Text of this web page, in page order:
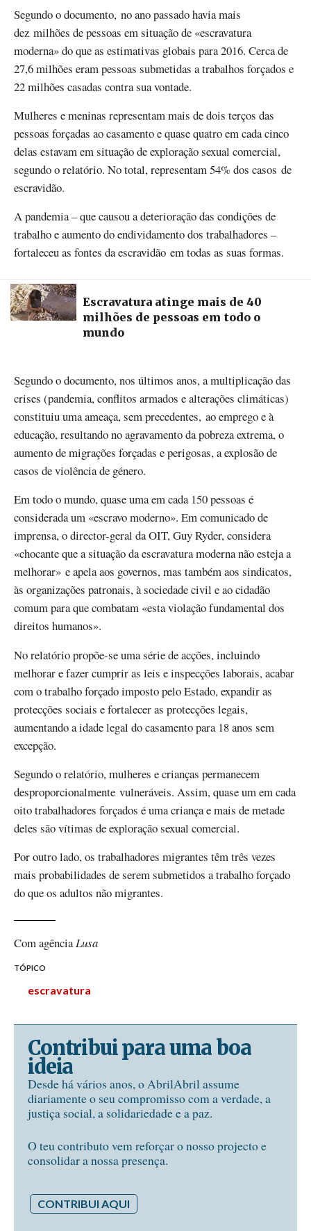
Segundo o documento, no ano passado havia mais
dez milhões de pessoas em situação de «escravatura
moderna» do que as estimativas globais para 2016. Cerca de
27,6 milhões eram pessoas submetidas a trabalhos forçados e
22 milhões casadas contra sua vontade.
Mulheres e meninas representam mais de dois terços das
pessoas forçadas ao casamento e quase quatro em cada cinco
delas estavam em situação de exploração sexual comercial,
segundo o relatório. No total, representam 54% dos casos de
escravidão.
A pandemia – que causou a deterioração das condições de
trabalho e aumento do endividamento dos trabalhadores –
fortaleceu as fontes da escravidão em todas as suas formas.
Escravatura atinge mais de 40
milhões de pessoas em todo o
mundo
Segundo o documento, nos últimos anos, a multiplicação das
crises (pandemia, conflitos armados e alterações climáticas)
constituiu uma ameaça, sem precedentes, ao emprego e à
educação, resultando no agravamento da pobreza extrema, o
aumento de migrações forçadas e perigosas, a explosão de
casos de violência de género.
Em todo o mundo, quase uma em cada 150 pessoas é
considerada um «escravo moderno». Em comunicado de
imprensa, o director-geral da OIT, Guy Ryder, considera
«chocante que a situação da escravatura moderna não esteja a
melhorar» e apela aos governos, mas também aos sindicatos,
às organizações patronais, à sociedade civil e ao cidadão
comum para que combatam «esta violação fundamental dos
direitos humanos».
No relatório propõe-se uma série de acções, incluindo
melhorar e fazer cumprir as leis e inspecções laborais, acabar
com o trabalho forçado imposto pelo Estado, expandir as
protecções sociais e fortalecer as protecções legais,
aumentando a idade legal do casamento para 18 anos sem
excepção.
Segundo o relatório, mulheres e crianças permanecem
desproporcionalmente vulneráveis. Assim, quase um em cada
oito trabalhadores forçados é uma criança e mais de metade
deles são vítimas de exploração sexual comercial.
Por outro lado, os trabalhadores migrantes têm três vezes
mais probabilidades de serem submetidos a trabalho forçado
do que os adultos não migrantes.
Com agênciaLusa
TÓPICO
escravatura
Contribui para uma boa
ideia
Desde há vários anos, o AbrilAbril assume
diariamente o seu compromisso com a verdade, a
justiça social, a solidariedade e a paz.
O teu contributo vem reforçar o nosso projecto e
consolidar a nossa presença.
CONTRIBUI AQUI